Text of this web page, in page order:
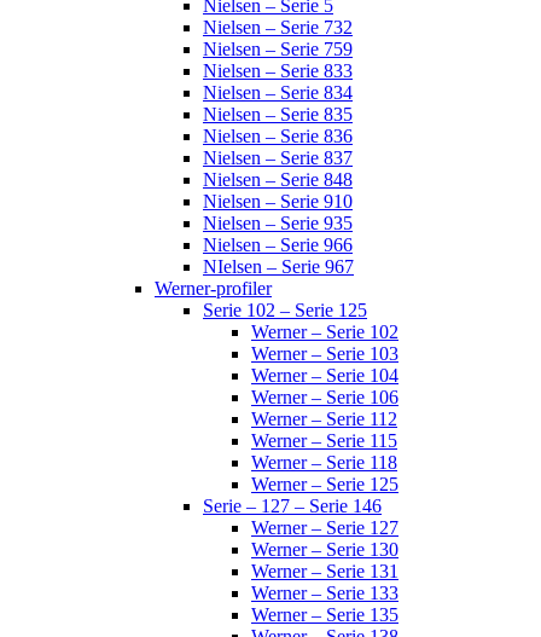
Nielsen – Serie 5
Nielsen – Serie 732
Nielsen – Serie 759
Nielsen – Serie 833
Nielsen – Serie 834
Nielsen – Serie 835
Nielsen – Serie 836
Nielsen – Serie 837
Nielsen – Serie 848
Nielsen – Serie 910
Nielsen – Serie 935
Nielsen – Serie 966
NIelsen – Serie 967
Werner-profiler
Serie 102 – Serie 125
Werner – Serie 102
Werner – Serie 103
Werner – Serie 104
Werner – Serie 106
Werner – Serie 112
Werner – Serie 115
Werner – Serie 118
Werner – Serie 125
Serie – 127 – Serie 146
Werner – Serie 127
Werner – Serie 130
Werner – Serie 131
Werner – Serie 133
Werner – Serie 135